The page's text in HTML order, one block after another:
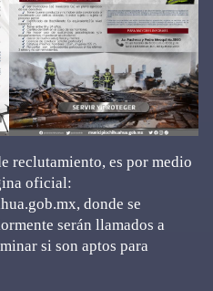
reclutamiento, es por medio
oficial:
donde se
serán llamados a
si son aptos para